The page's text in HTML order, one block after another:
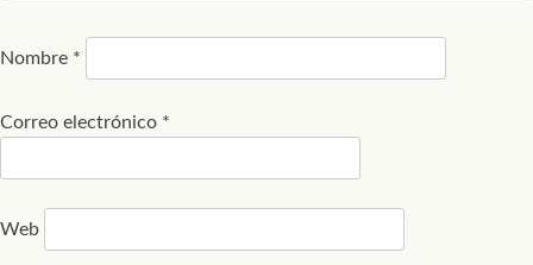
Nombre *
Correo electrónico *
Web